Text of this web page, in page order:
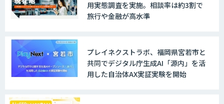
AIガイドライン策定コンサルティング
用実態調査を実施。相談率は約3割で
旅行や金融が高水準
プレイネクストラボ、福岡県宮若市と
共同でデジタル庁生成AI「源内」を活
用した自治体AX実証実験を開始